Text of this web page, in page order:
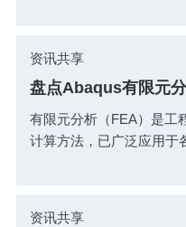
资讯共享
盘点Abaqus有限元
有限元分析（FEA）是工
计算方法，已广泛应用于
资讯共享